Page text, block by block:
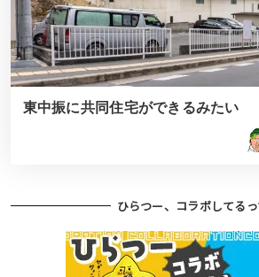
東中振に共同住宅ができるみたい
ひらつー、コラボしてる